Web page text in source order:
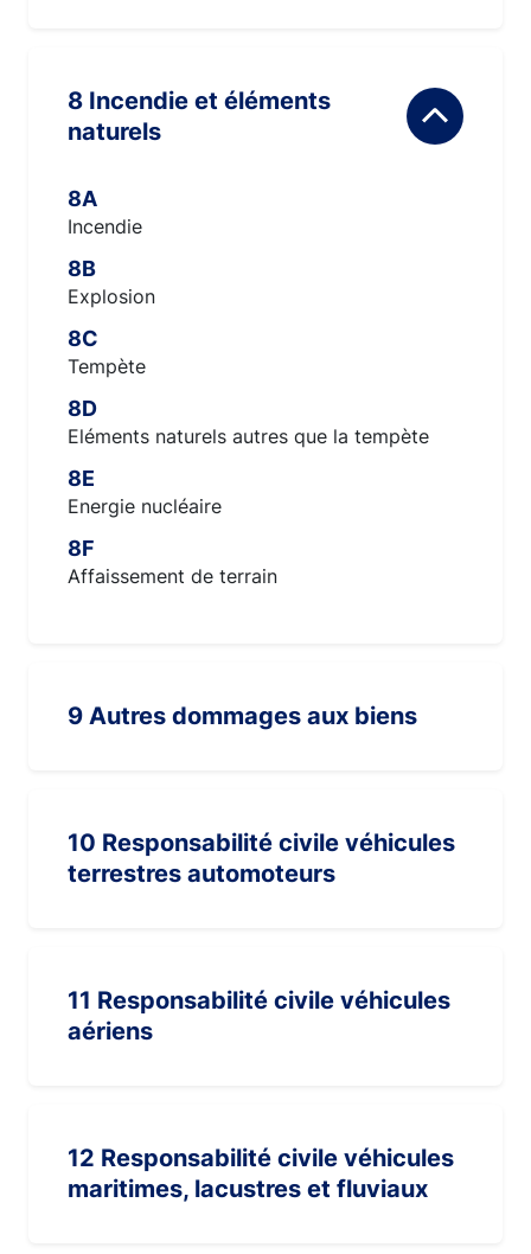
8 Incendie et éléments
naturels
8A
Incendie
8B
Explosion
8C
Tempète
8D
Eléments naturels autres que la tempète
8E
Energie nucléaire
8F
Affaissement de terrain
9 Autres dommages aux biens
10 Responsabilité civile véhicules
terrestres automoteurs
11 Responsabilité civile véhicules
aériens
12 Responsabilité civile véhicules
maritimes, lacustres et fluviaux